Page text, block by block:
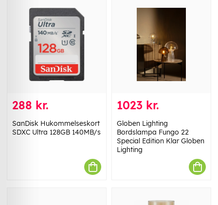
288 kr.
SanDisk Hukommelseskort
SDXC Ultra 128GB 140MB/s
1023 kr.
Globen Lighting
Bordslampa Fungo 22
Special Edition Klar Globen
Lighting